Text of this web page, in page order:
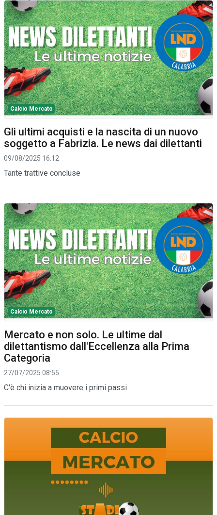
Calcio Mercato
Gli ultimi acquisti e la nascita di un nuovo
soggetto a Fabrizia. Le news dai dilettanti
09/08/2025 16:12
Tante trattive concluse
Calcio Mercato
Mercato e non solo. Le ultime dal
dilettantismo dall'Eccellenza alla Prima
Categoria
27/07/2025 08:55
C'è chi inizia a muovere i primi passi